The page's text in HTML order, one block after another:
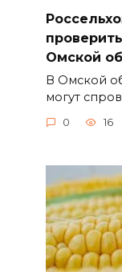
Омской
В Омской
могут
0 16